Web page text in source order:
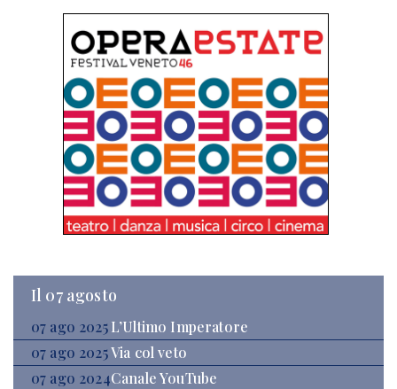
Il 07 agosto
07 ago 2025 L’Ultimo Imperatore
07 ago 2025Via col veto
07 ago 2024Canale YouTube